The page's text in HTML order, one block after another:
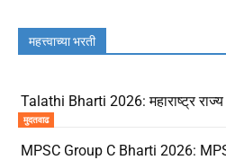
महत्त्वाच्या भरती
Talathi Bharti 2026: महाराष्ट्र
मुदतवाढ
MPSC Group C Bharti 2026: